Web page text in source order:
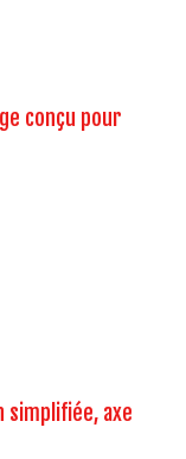
conçu pour
simplifiée, axe